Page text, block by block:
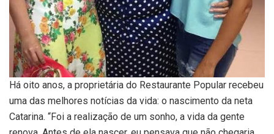
Há oito anos, a proprietária do Restaurante Popular recebeu
uma das melhores notícias da vida: o nascimento da neta
Catarina. “Foi a realização de um sonho, a vida da gente